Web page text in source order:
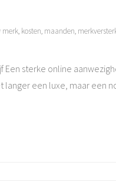
merk, kosten, maanden,
Een sterke online
een luxe, maar een